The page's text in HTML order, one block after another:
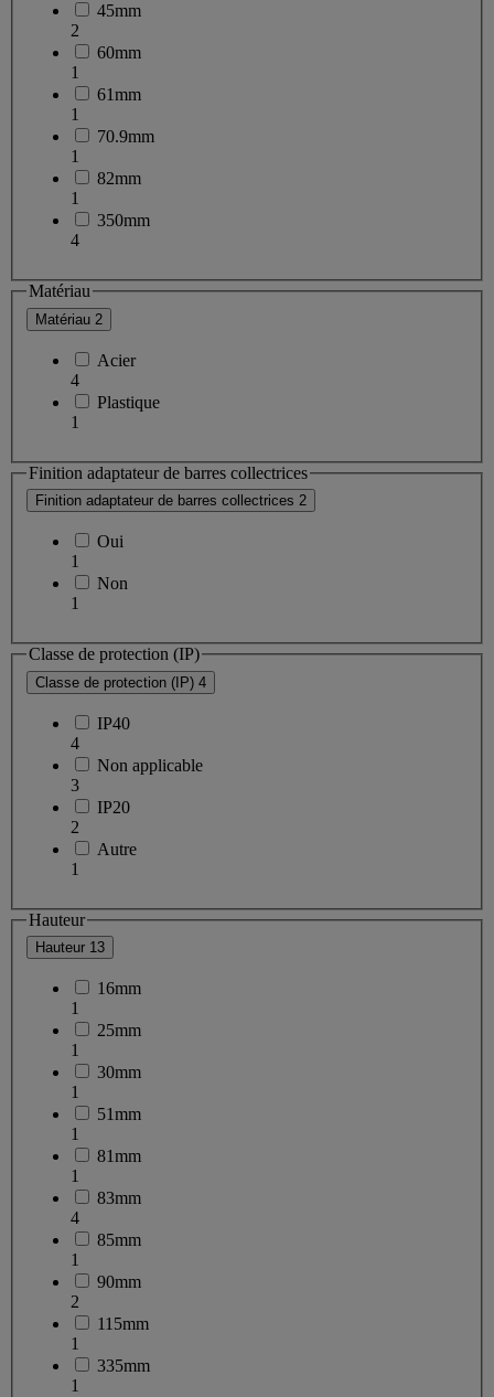
45mm
2
60mm
1
61mm
1
70.9mm
1
82mm
1
350mm
4
Matériau
Matériau 2
Acier
4
Plastique
1
Finition adaptateur de barres collectrices
Finition adaptateur de barres collectrices 2
Oui
1
Non
1
Classe de protection (IP)
Classe de protection (IP) 4
IP40
4
Non applicable
3
IP20
2
Autre
1
Hauteur
Hauteur 13
16mm
1
25mm
1
30mm
1
51mm
1
81mm
1
83mm
4
85mm
1
90mm
2
115mm
1
335mm
1